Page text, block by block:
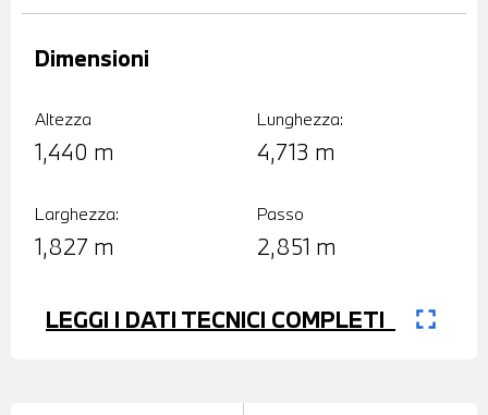
Altezza
1,440 m
Lunghezza:
4,713 m
Dimensioni
Larghezza:
1,827 m
Passo
2,851 m
LEGGI I DATI TECNICI COMPLETI fullscreen